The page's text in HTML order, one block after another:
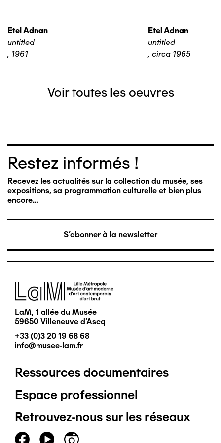
Etel Adnan
untitled
, 1961
Etel Adnan
untitled
, circa 1965
Voir toutes les oeuvres
Restez informés !
Recevez les actualités sur la collection du musée, ses
expositions, sa programmation culturelle et bien plus
encore…
S'abonner à la newsletter
Image
LaM, 1 allée du Musée
59650 Villeneuve d'Ascq
+33 (0)3 20 19 68 68
info@musee-lam.fr
Pied
de
page
Ressources documentaires
Espace professionnel
Retrouvez-nous sur les réseaux